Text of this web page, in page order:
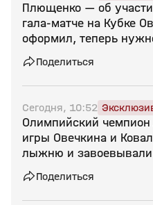
Плющенко — об
гала‑матче на Кубке
оформил, теперь
Поделиться
Сегодня, 10:52
Олимпийский
игры Овечкина и
лыжню и
Поделиться